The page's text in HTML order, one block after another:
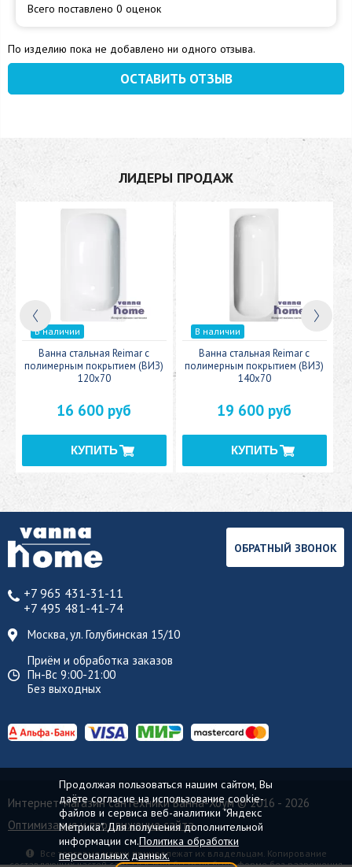
Всего поставлено 0 оценок
По изделию пока не добавлено ни одного отзыва.
ОСТАВИТЬ ОТЗЫВ
ЛИДЕРЫ ПРОДАЖ
В наличии
Ванна стальная Reimar с
полимерным покрытием (ВИЗ)
120x70
16 600 руб
В наличии
Ванна стальная Reimar с
полимерным покрытием (ВИЗ)
140x70
19 600 руб
+7 965 431-31-11
+7 495 481-41-74
Москва, ул. Голубинская 15/10
Приём и обработка заказов
Пн-Вс 9:00-21:00
Без выходных
ОБРАТНЫЙ ЗВОНОК
Интернет-магазин сантехники Ванна-Хоум© 2016 - 2026
Оптимизация и продвижение сайта
Все торговые марки принадлежат их владельцам. Копирование
составляющих частей сайта в какой бы то ни было форме без разрешения
Продолжая пользоваться нашим сайтом, Вы
даёте согласие на использование cookie-
файлов и сервиса веб-аналитики "Яндекс
Метрика". Для получения дополнительной
информации см.Политика обработки
персональных данных.